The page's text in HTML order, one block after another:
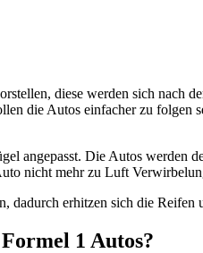
diese werden sich
die Autos einfacher zu folgen
angepasst. Die Autos
nicht mehr zu Luft
dadurch erhitzen sich die
1 Autos?